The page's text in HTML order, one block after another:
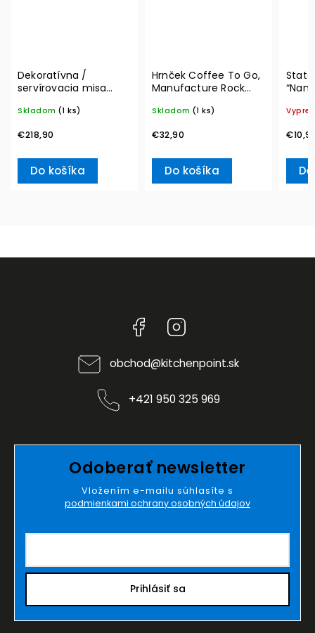
Dekoratívna /
servírovacia misa
Villeroy & Boch
Skladom (1 ks)
€218,90
Do košíka
Hrnček Coffee To Go,
Manufacture Rock
Boch
Skladom (1 ks)
€32,90
Do košíka
Facebook
obchod@kitchenpoint.sk
+421 950 325 969
Odoberať newsletter
Vložením e-mailu súhlasíte s
podmienkami ochrany osobných údajov
Prihlásiť sa